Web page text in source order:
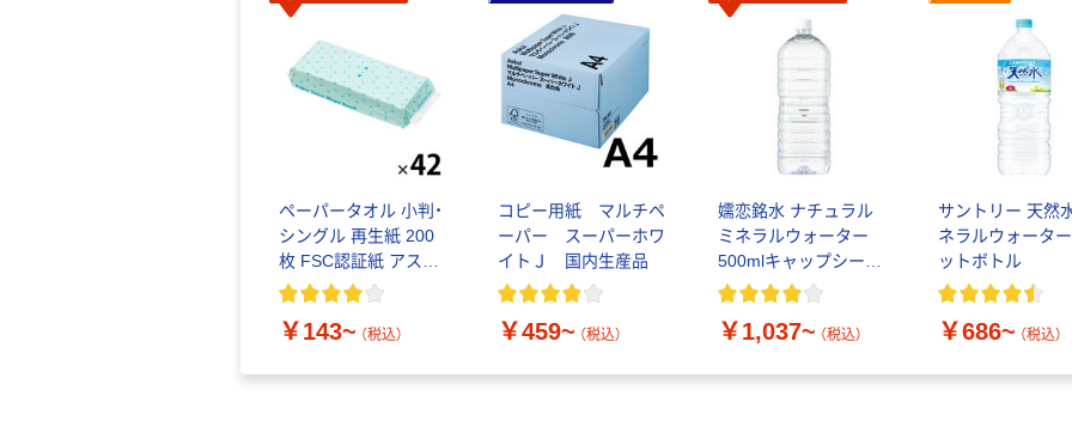
ペーパータオル 小判・
シングル 再生紙 200
枚 FSC認証紙 アスク
ルオリジナル
￥143~ （税込）
コピー用紙 マルチペ
ーパー スーパーホワ
イトＪ 国内生産品
￥459~ （税込）
嬬恋銘水 ナチュラル
ミネラルウォーター
500mlキャップシール
付き／2Lラベルレス
￥1,037~ （税込）
サントリー 天然
ネラルウォータ
ットボトル
￥686~ （税込）